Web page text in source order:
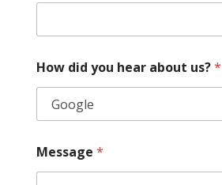
How did you hear about us?*
Message *